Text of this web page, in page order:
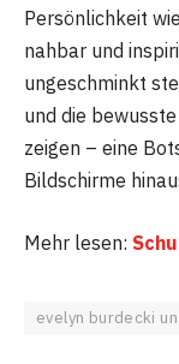
Persönlichkeit
nahbar und
ungeschminkt
und die
zeigen – eine
Bildschirme
Mehr lesen:
evelyn burdecki